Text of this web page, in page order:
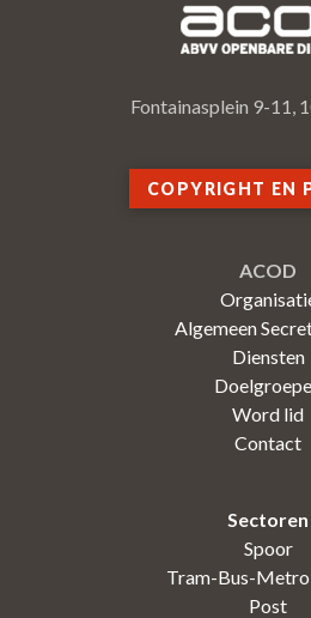
Fontainasplein 9-11,
COPYRIGHT EN
ACOD
Algemeen
Diensten
Word lid
Contact
Sectoren
Spoor
Tram-Bus-
Post